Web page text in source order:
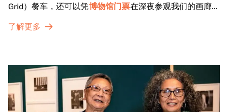
Grid）餐车，还可以凭博物馆门票在深夜参观我们的画廊和
了解更多